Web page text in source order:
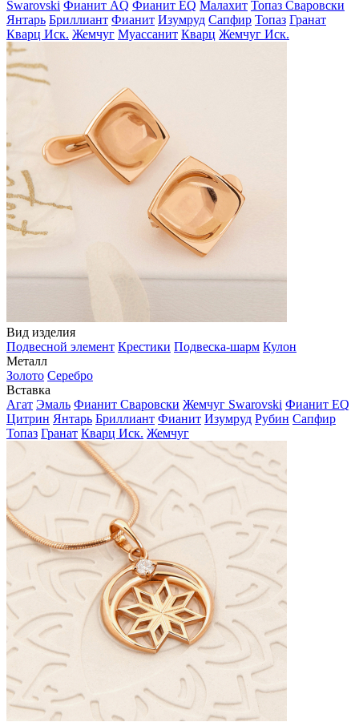
Swarovski Фианит AQ Фианит EQ Малахит Топаз Сваровски
Янтарь Бриллиант Фианит Изумруд Сапфир Топаз Гранат
Кварц Иск. Жемчуг Муассанит Кварц Жемчуг Иск.
Вид изделия
Подвесной элемент Крестики Подвеска-шарм Кулон
Металл
Золото Серебро
Вставка
Агат Эмаль Фианит Сваровски Жемчуг Swarovski Фианит EQ
Цитрин Янтарь Бриллиант Фианит Изумруд Рубин Сапфир
Топаз Гранат Кварц Иск. Жемчуг